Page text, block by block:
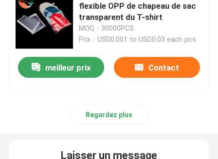
flexible OPP de chapeau de sac
transparent du T-shirt
MOQ：30000PCS
Prix：USD0.001 to USD0.03 each pcs
meilleur prix Contact
Regardez plus
Laisser un message